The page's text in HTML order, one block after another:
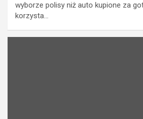
wyborze polisy niż auto kupione za
korzysta…